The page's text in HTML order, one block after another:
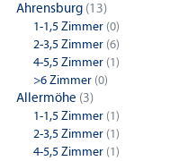
Ahrensburg (13)
1-1,5 Zimmer (0)
2-3,5 Zimmer (6)
4-5,5 Zimmer (1)
>6 Zimmer (0)
Allermöhe (3)
1-1,5 Zimmer (1)
2-3,5 Zimmer (1)
4-5,5 Zimmer (1)